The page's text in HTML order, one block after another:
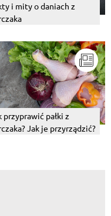
i mity o daniach z
przyprawić pałki z
Jak je przyrządzić?